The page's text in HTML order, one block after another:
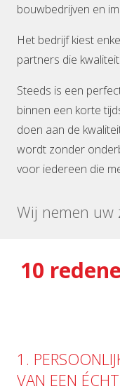
bouwbedrijven en
Het bedrijf kiest
partners die
Steeds is een
binnen een korte
doen aan de
wordt zonder
voor iedereen die
Wij nemen uw
10
1.
VAN EEN